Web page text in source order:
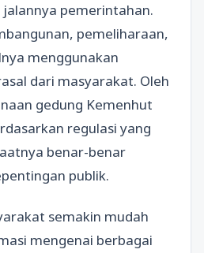
pemerintahan.
pemeliharaan,
menggunakan
dari masyarakat. Oleh
gedung Kemenhut
regulasi yang
benar-benar
publik.
semakin mudah
mengenai berbagai